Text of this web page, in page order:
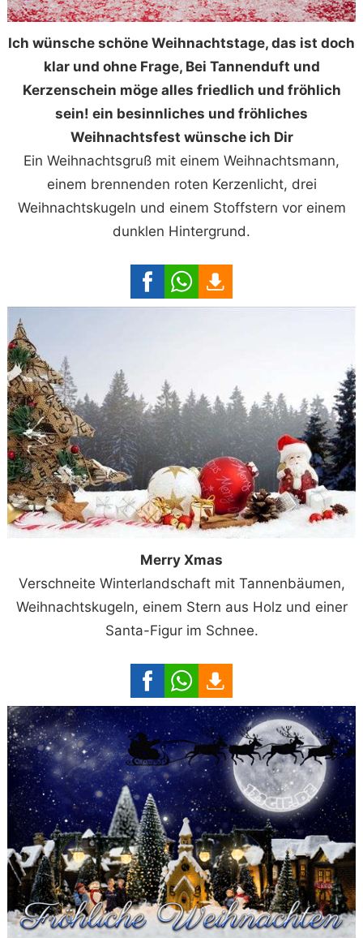
Ich wünsche schöne Weihnachtstage, das ist doch
klar und ohne Frage, Bei Tannenduft und
Kerzenschein möge alles friedlich und fröhlich
sein! ein besinnliches und fröhliches
Weihnachtsfest wünsche ich Dir
Ein Weihnachtsgruß mit einem Weihnachtsmann,
einem brennenden roten Kerzenlicht, drei
Weihnachtskugeln und einem Stoffstern vor einem
dunklen Hintergrund.
Merry Xmas
Verschneite Winterlandschaft mit Tannenbäumen,
Weihnachtskugeln, einem Stern aus Holz und einer
Santa-Figur im Schnee.